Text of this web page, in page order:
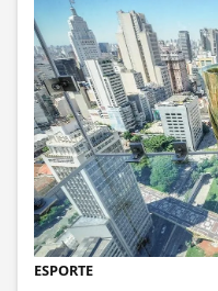
ESPORTE